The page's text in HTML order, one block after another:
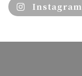
Instagram